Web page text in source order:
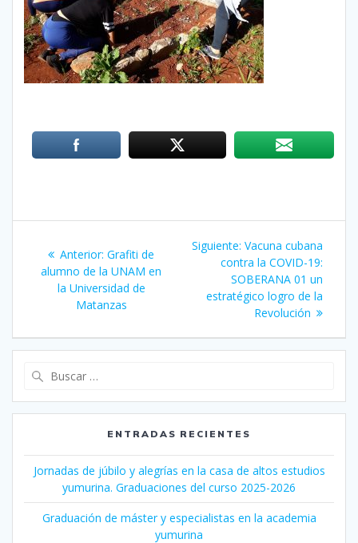
de
entradas
Anterior: Entrada
anterior:
Grafiti de
alumno de la UNAM en
la Universidad de
Matanzas
Siguiente: Siguiente
entrada:
Vacuna cubana
contra la COVID-19:
SOBERANA 01 un
estratégico logro de la
Revolución
ENTRADAS RECIENTES
Jornadas de júbilo y alegrías en la casa de altos estudios
yumurina. Graduaciones del curso 2025-2026
Graduación de máster y especialistas en la academia
yumurina